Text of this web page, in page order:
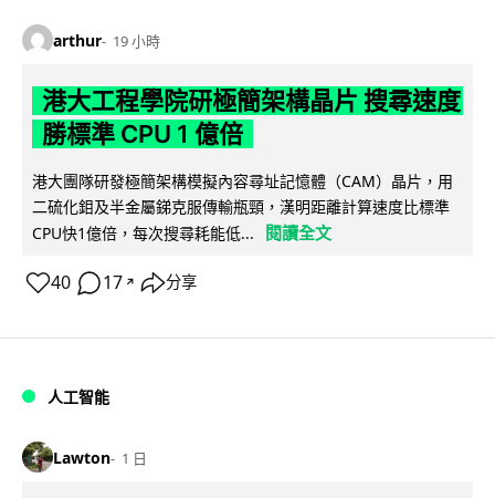
arthur 19 小時
港大工程學院研極簡架構晶片 搜尋速度
勝標準 CPU 1 億倍
港大團隊研發極簡架構模擬內容尋址記憶體（CAM）晶片，用
二硫化鉬及半金屬銻克服傳輸瓶頸，漢明距離計算速度比標準
CPU快1億倍，每次搜尋耗能低...
閱讀全文
40 17 ↗ 分享
人工智能
Lawton 1 日